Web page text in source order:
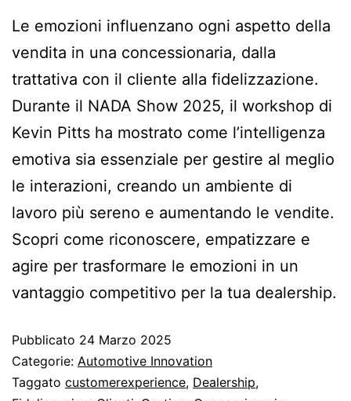
Le emozioni influenzano ogni aspetto della
vendita in una concessionaria, dalla
trattativa con il cliente alla fidelizzazione.
Durante il NADA Show 2025, il workshop di
Kevin Pitts ha mostrato come l’intelligenza
emotiva sia essenziale per gestire al meglio
le interazioni, creando un ambiente di
lavoro più sereno e aumentando le vendite.
Scopri come riconoscere, empatizzare e
agire per trasformare le emozioni in un
vantaggio competitivo per la tua dealership.
Pubblicato 24 Marzo 2025
Categorie: Automotive Innovation
Taggato customerexperience, Dealership,